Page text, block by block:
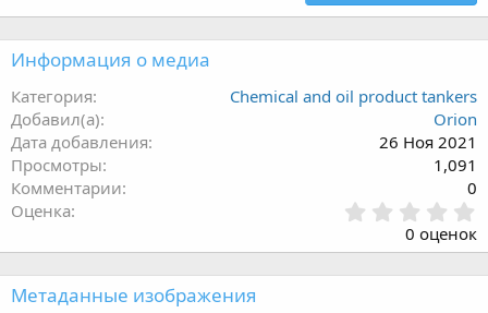
Информация о медиа
Категория
Chemical and oil product tankers
Добавил(а)
Orion
Дата добавления
26 Ноя 2021
Просмотры
1,091
Комментарии
0
Оценка
.
0
0 оценок
Метаданные изображения